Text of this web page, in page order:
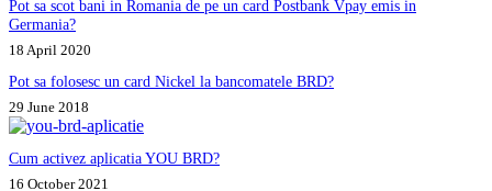
Pot sa scot bani in Romania de pe un card Postbank Vpay emis in
Germania?
18 April 2020
Pot sa folosesc un card Nickel la bancomatele BRD?
29 June 2018
Cum activez aplicatia YOU BRD?
16 October 2021